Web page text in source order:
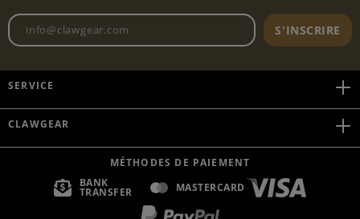
Adresse e-mail de laS'INSCRIRE
SERVICE
CLAWGEAR
MÉTHODES DE PAIEMENT
BANK
TRANSFER MASTERCARD